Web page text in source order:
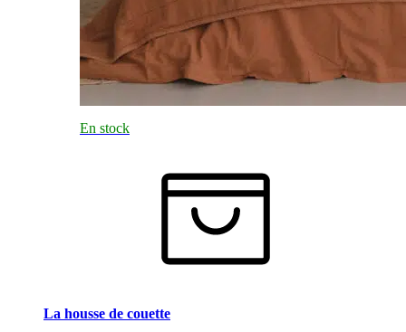
En stock
La housse de couette